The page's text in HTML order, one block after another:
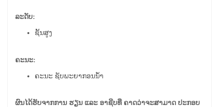
ລະດັບ:
ຊັ້ນສູງ
ຄະນະ:
ຄະນະ ຊັບພະຍາກອນນໍ້າ
ຜົນໄດ້ຮັບຈາກການ ຮຽນ ແລະ ອາຊີບທີ່ ຄາດວ່າຈະສາມາດ ປະກອບ